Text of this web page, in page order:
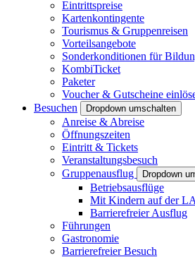
Eintrittspreise
Kartenkontingente
Tourismus & Gruppenreisen
Vorteilsangebote
Sonderkonditionen für
KombiTicket
Paketer
Voucher & Gutscheine
Besuchen
Dropdown umschalten
Anreise & Abreise
Öffnungszeiten
Eintritt & Tickets
Veranstaltungsbesuch
Gruppenausflug
Dropdown
Betriebsausflüge
Mit Kindern auf der
Barrierefreier Ausflug
Führungen
Gastronomie
Barrierefreier Besuch